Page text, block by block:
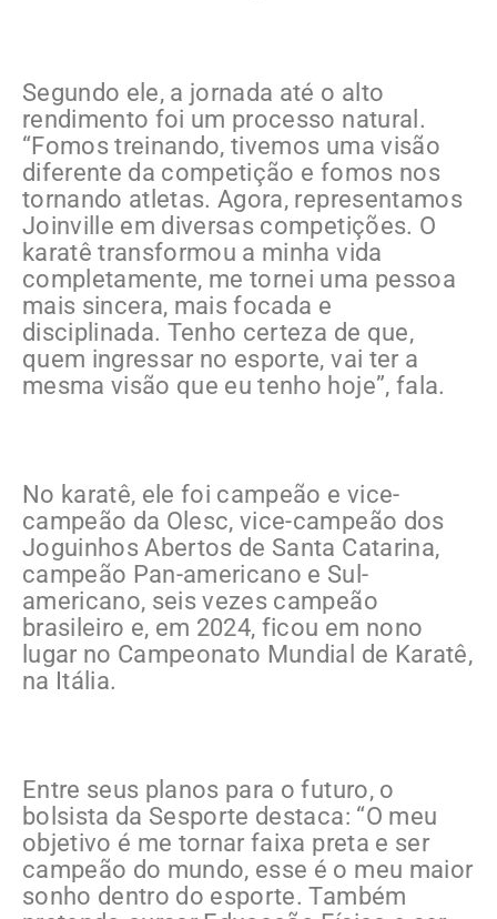
Segundo ele, a jornada até o alto
rendimento foi um processo natural.
“Fomos treinando, tivemos uma visão
diferente da competição e fomos nos
tornando atletas. Agora, representamos
Joinville em diversas competições. O
karatê transformou a minha vida
completamente, me tornei uma pessoa
mais sincera, mais focada e
disciplinada. Tenho certeza de que,
quem ingressar no esporte, vai ter a
mesma visão que eu tenho hoje”, fala.
No karatê, ele foi campeão e vice-
campeão da Olesc, vice-campeão dos
Joguinhos Abertos de Santa Catarina,
campeão Pan-americano e Sul-
americano, seis vezes campeão
brasileiro e, em 2024, ficou em nono
lugar no Campeonato Mundial de Karatê,
na Itália.
Entre seus planos para o futuro, o
bolsista da Sesporte destaca: “O meu
objetivo é me tornar faixa preta e ser
campeão do mundo, esse é o meu maior
sonho dentro do esporte. Também